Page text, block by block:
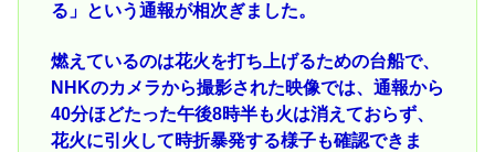
る」という通報が相次ぎました。
燃えているのは花火を打ち上げるための台船で、
NHKのカメラから撮影された映像では、通報から
40分ほどたった午後8時半も火は消えておらず、
花火に引火して時折暴発する様子も確認できま